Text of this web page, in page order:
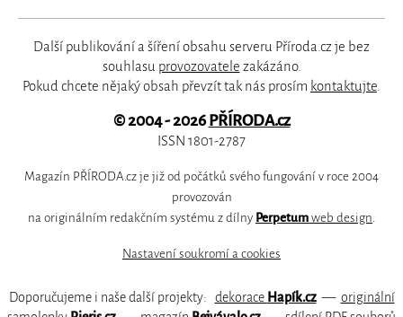
Další publikování a šíření obsahu serveru Příroda.cz je bez
souhlasu provozovatele zakázáno.
Pokud chcete nějaký obsah převzít tak nás prosím kontaktujte.
© 2004 - 2026PŘÍRODA.cz
ISSN 1801-2787
Magazín PŘÍRODA.cz je již od počátků svého fungování v roce 2004
provozován
na originálním redakčním systému z dílny Perpetum web design
Nastavení soukromí a cookies
Doporučujeme i naše další projekty: dekorace Hapík.cz— originální